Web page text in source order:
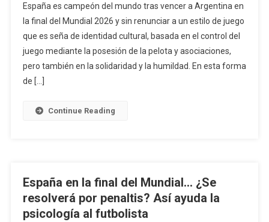
España es campeón del mundo tras vencer a Argentina en
la final del Mundial 2026 y sin renunciar a un estilo de juego
que es seña de identidad cultural, basada en el control del
juego mediante la posesión de la pelota y asociaciones,
pero también en la solidaridad y la humildad. En esta forma
de […]
Continue Reading
España en la final del Mundial… ¿Se
resolverá por penaltis? Así ayuda la
psicología al futbolista